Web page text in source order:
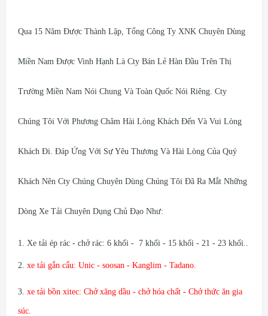
Qua 15 Năm Được Thành Lập, Tổng Công Ty XNK Chuyên Dùng
Miền Nam Được Vinh Hạnh Là Cty Bán Lẻ Hàn Đầu Trên Thị
Trường Miền Nam Nói Chung Và Toàn Quốc Nói Riêng. Cty
Chúng Tôi Với Phương Châm Hài Lòng Khách Đến Và Vui Lòng
Khách Đi. Đáp Ứng Với Sự Yêu Thương Và Hài Lòng Của Quý
Khách Nên Cty Chúng Chuyên Dùng Chúng Tôi Đã Ra Mắt Những
Dòng Xe Tải Chuyên Dụng Chủ Đạo Như:
1. Xe tải ép rác - chở rác: 6 khối - 7 khối - 15 khối - 21 - 23 khối..
2. xe tải gắn cẩu: Unic - soosan - Kanglim - Tadano.
3. xe tải bồn xitec: Chở xăng dầu - chở hóa chất - Chở thức ăn gia
súc.